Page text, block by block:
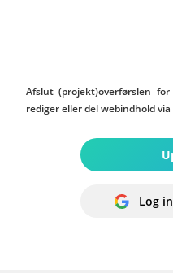
Afslut (projekt)overførslen
rediger eller del webindhold via
Log